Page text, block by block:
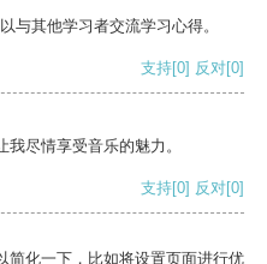
与其他学习者交流学习心得。
支持[0] 反对[0]
尽情享受音乐的魅力。
支持[0] 反对[0]
简化一下，比如将设置页面进行优